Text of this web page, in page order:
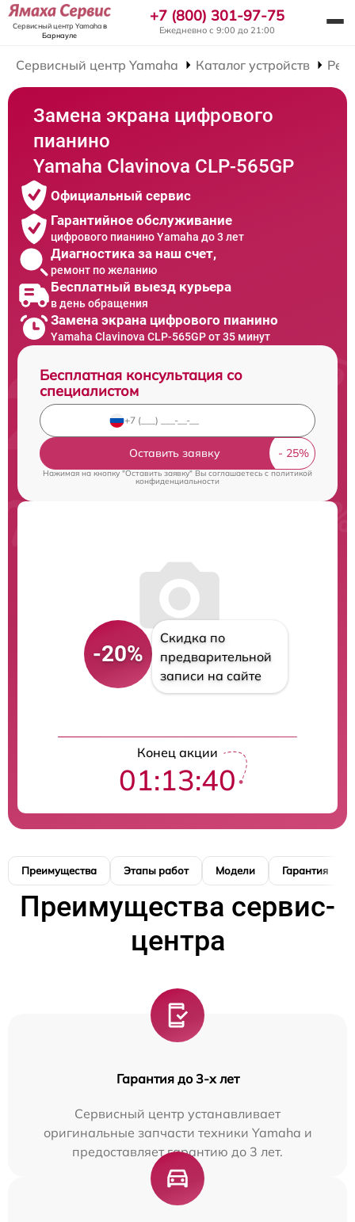
Сервисный центр Yamahaв
Барнауле
+7 (800) 301-97-75
Ежедневно с 9:00 до 21:00
Сервисный центр Yamaha Каталог устройств
Замена экрана цифрового
пианино
Yamaha Clavinova CLP-565GP
Официальный сервис
Гарантийное обслуживание
цифрового пианино Yamaha до 3 лет
Диагностика за наш счет,
ремонт по желанию
Бесплатный выезд курьера
в день обращения
Замена экрана цифрового пианино
Yamaha Clavinova CLP-565GP от 35 минут
Бесплатная консультация со
специалистом
Оставить заявку
Нажимая на кнопку "Оставить заявку" Вы соглашаетесь cполитикой
конфиденциальности
-20%
Скидка по
предварительной
записи на сайте
Конец акции
01:13:39
Преимущества Этапы работ Модели Гарантия
Преимущества сервис-
центра
Гарантия до 3-х лет
Сервисный центр устанавливает
оригинальные запчасти техники Yamaha и
предоставляет гарантию до 3 лет.